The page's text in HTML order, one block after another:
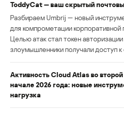
ToddyCat — ваш скрытый
Разбираем Umbrij — новый
для компрометации корпоративной
Целью атак стал токен
злоумышленники получали доступ
Активность Cloud Atlas во
начале 2026 года: новые
нагрузка